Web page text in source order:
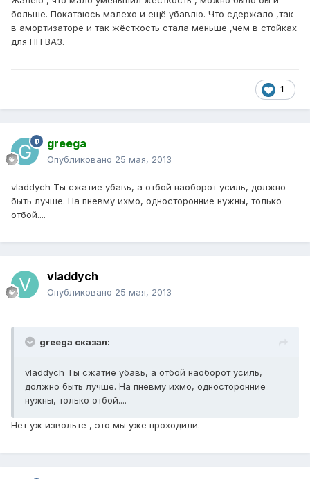
больше. Покатаюсь малехо и ещё убавлю. Что сдержало ,так
в амортизаторе и так жёсткость стала меньше ,чем в стойках
для ПП ВАЗ.
1
greega
Опубликовано 25 мая, 2013
vladdych Ты сжатие убавь, а отбой наоборот усиль, должно
быть лучше. На пневму ихмо, односторонние нужны, только
отбой....
vladdych
Опубликовано 25 мая, 2013
greega сказал:
vladdych Ты сжатие убавь, а отбой наоборот усиль,
должно быть лучше. На пневму ихмо, односторонние
нужны, только отбой....
Нет уж извольте , это мы уже проходили.